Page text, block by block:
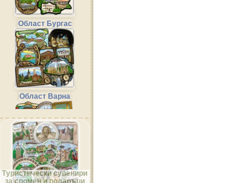
Област Бургас
Област Варна
Област Велико Търново
Туристически сувенири
за спомен и подаръци